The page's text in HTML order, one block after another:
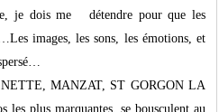
je dois me détendre pour que les
images, les sons, les émotions, et
MANZAT, ST GORGON LA
plus marquantes, se bousculent au